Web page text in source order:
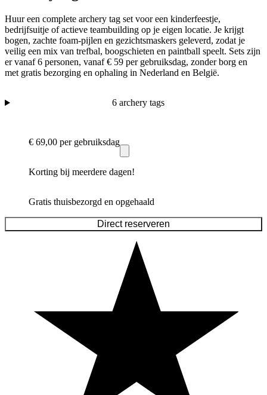
Huur een complete archery tag set voor een kinderfeestje,
bedrijfsuitje of actieve teambuilding op je eigen locatie. Je krijgt
bogen, zachte foam-pijlen en gezichtsmaskers geleverd, zodat je
veilig een mix van trefbal, boogschieten en paintball speelt. Sets zijn
er vanaf 6 personen, vanaf € 59 per gebruiksdag, zonder borg en
met gratis bezorging en ophaling in Nederland en België.
6 archery tags
€ 69,00 per gebruiksdag
Korting bij meerdere dagen!
Gratis thuisbezorgd en opgehaald
Direct reserveren